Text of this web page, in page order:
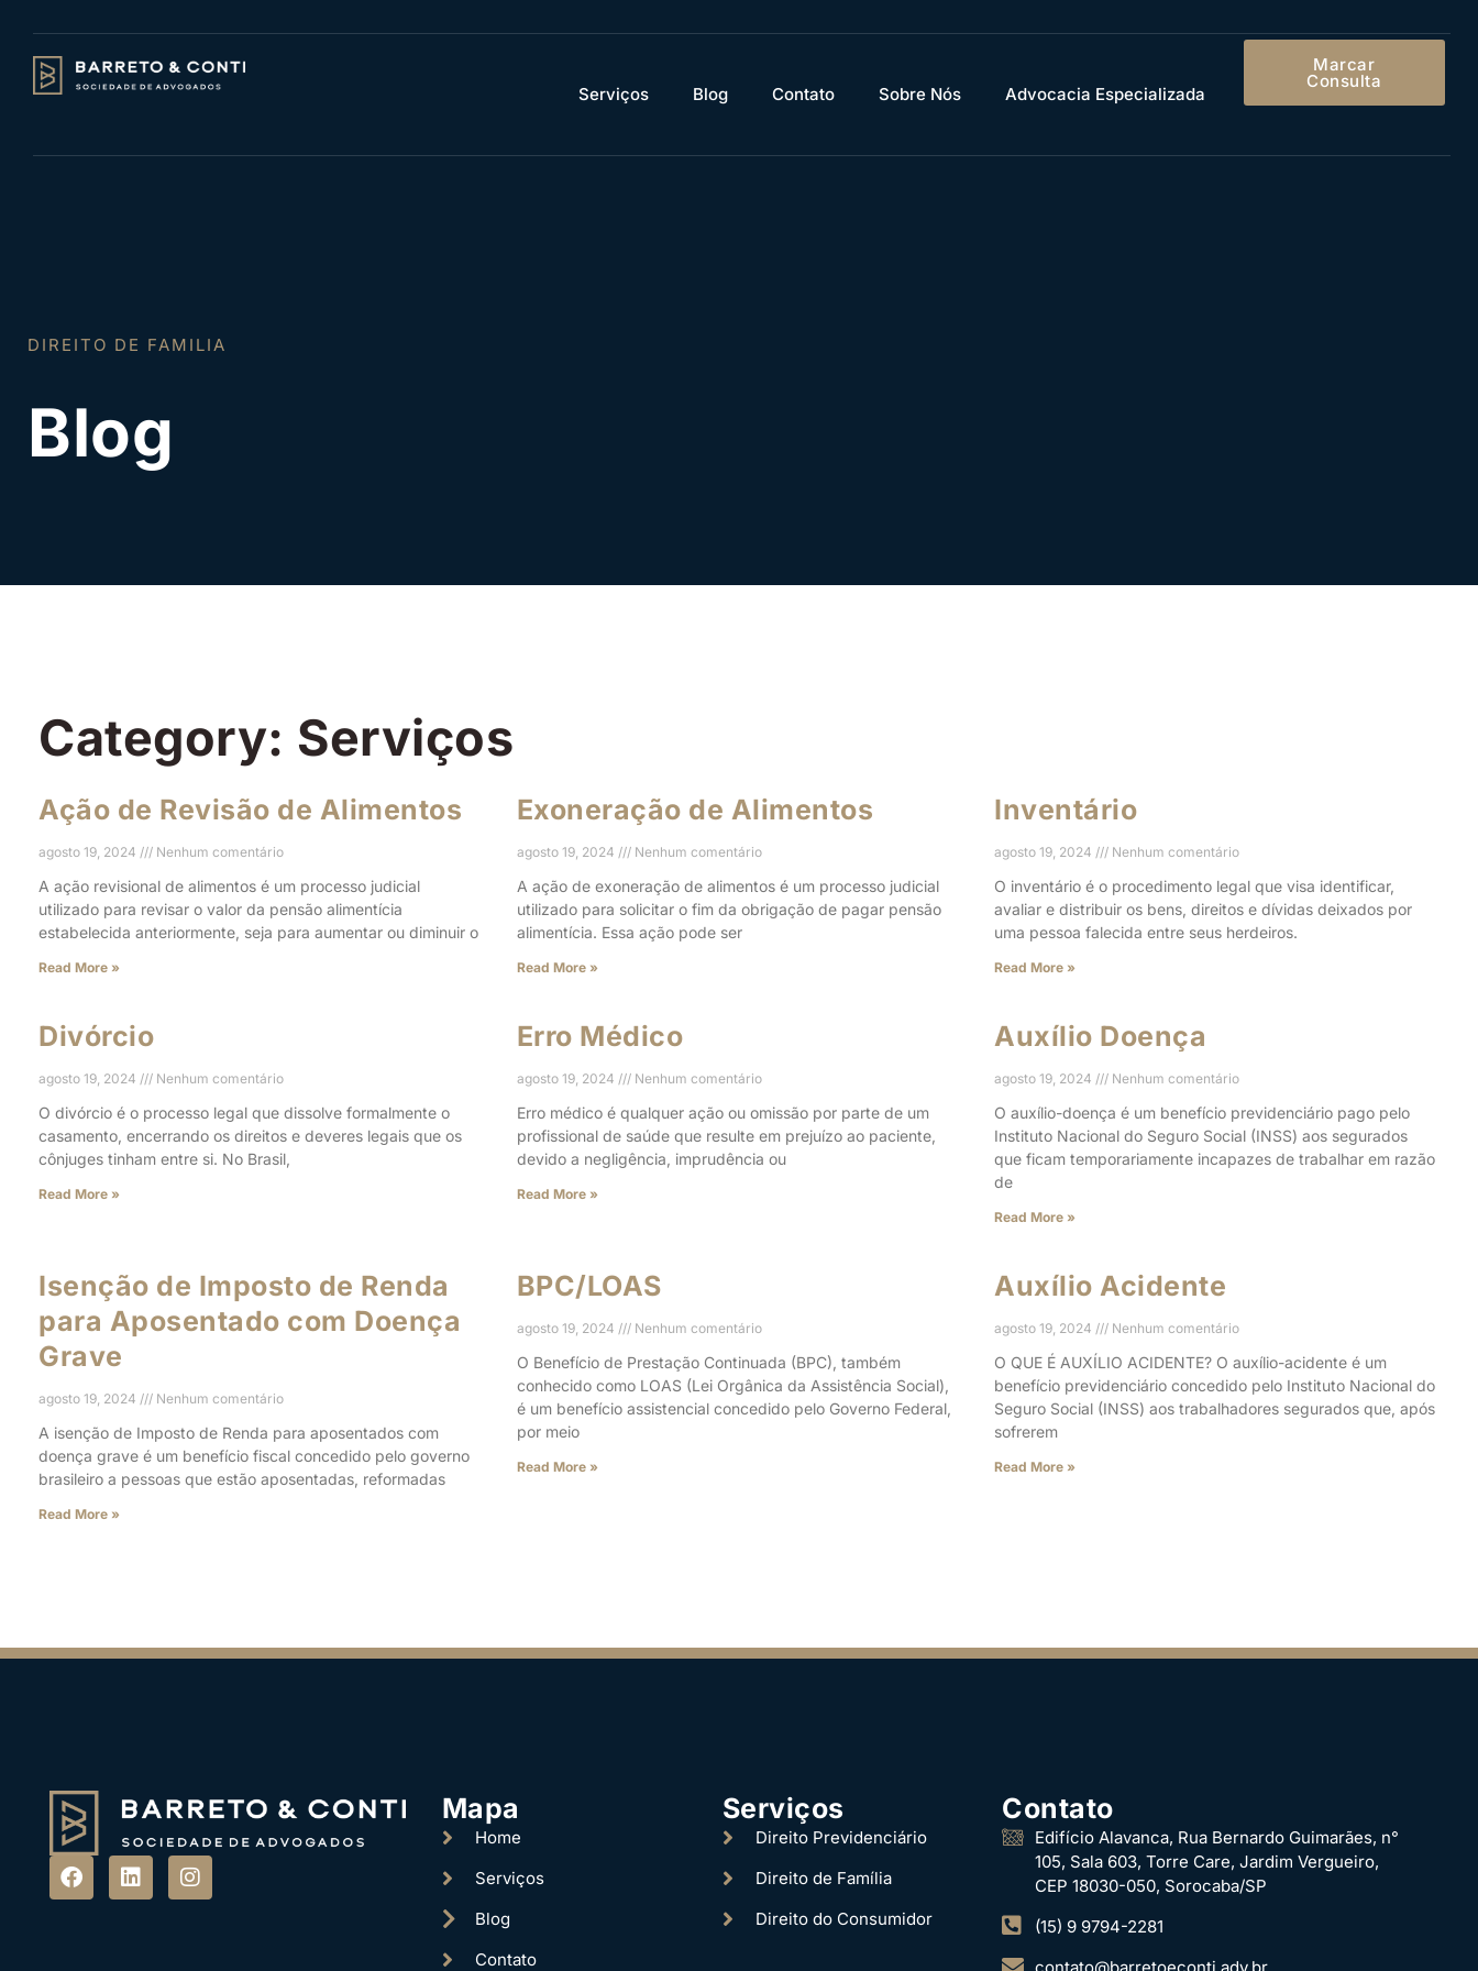
Serviços Blog Contato Sobre Nós Advocacia Especializada
Marcar
Consulta
DIREITO DO TRABALHO
Blog
Category: Serviços
Ação de Revisão de Alimentos
agosto 19, 2024 Nenhum comentário
A ação revisional de alimentos é um processo judicial
utilizado para revisar o valor da pensão alimentícia
estabelecida anteriormente, seja para aumentar ou diminuir o
Read More »
Exoneração de Alimentos
agosto 19, 2024 Nenhum comentário
A ação de exoneração de alimentos é um processo judicial
utilizado para solicitar o fim da obrigação de pagar pensão
alimentícia. Essa ação pode ser
Read More »
Inventário
agosto 19, 2024 Nenhum comentário
O inventário é o procedimento legal que visa identificar,
avaliar e distribuir os bens, direitos e dívidas deixados por
uma pessoa falecida entre seus herdeiros.
Read More »
Divórcio
agosto 19, 2024 Nenhum comentário
O divórcio é o processo legal que dissolve formalmente o
casamento, encerrando os direitos e deveres legais que os
cônjuges tinham entre si. No Brasil,
Read More »
Erro Médico
agosto 19, 2024 Nenhum comentário
Erro médico é qualquer ação ou omissão por parte de um
profissional de saúde que resulte em prejuízo ao paciente,
devido a negligência, imprudência ou
Read More »
Auxílio Doença
agosto 19, 2024 Nenhum comentário
O auxílio-doença é um benefício previdenciário pago pelo
Instituto Nacional do Seguro Social (INSS) aos segurados
que ficam temporariamente incapazes de trabalhar em razão
de
Read More »
Isenção de Imposto de Renda
para Aposentado com Doença
Grave
agosto 19, 2024 Nenhum comentário
A isenção de Imposto de Renda para aposentados com
doença grave é um benefício fiscal concedido pelo governo
brasileiro a pessoas que estão aposentadas, reformadas
Read More »
BPC/LOAS
agosto 19, 2024 Nenhum comentário
O Benefício de Prestação Continuada (BPC), também
conhecido como LOAS (Lei Orgânica da Assistência Social),
é um benefício assistencial concedido pelo Governo Federal,
por meio
Read More »
Auxílio Acidente
agosto 19, 2024 Nenhum comentário
O QUE É AUXÍLIO ACIDENTE? O auxílio-acidente é um
benefício previdenciário concedido pelo Instituto Nacional do
Seguro Social (INSS) aos trabalhadores segurados que, após
sofrerem
Read More »
Mapa
Home
Serviços
Blog
Contato
Serviços
Direito Previdenciário
Direito de Família
Direito do Consumidor
Contato
Edifício Alavanca, Rua Bernardo Guimarães, n°
105, Sala 603, Torre Care, Jardim Vergueiro,
CEP 18030-050, Sorocaba/SP
(15) 9 9794-2281